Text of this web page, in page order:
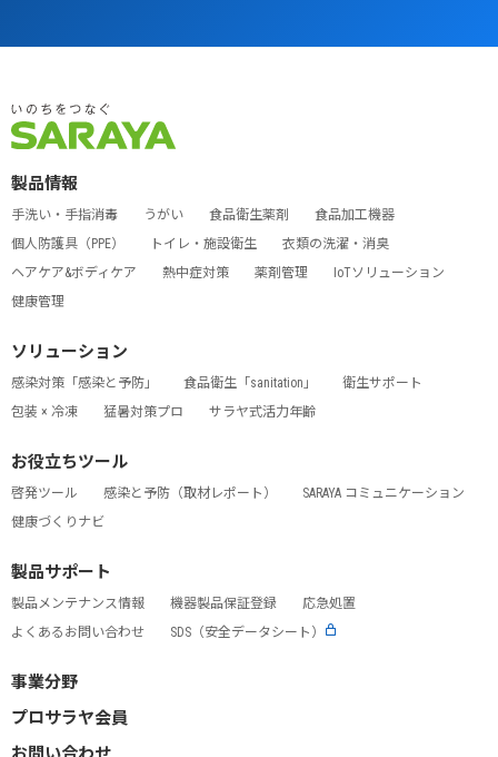
製品情報
手洗い・手指消毒 うがい 食品衛生薬剤
食品加工機器
個人防護具（PPE）
トイレ・施設衛生
衣類の洗濯・消臭
ヘアケア&ボディケア
熱中症対策 薬剤管理
IoTソリューション
健康管理
ソリューション
感染対策「感染と予防」 食品衛生「sanitation」
衛生サポート
包装 × 冷凍
猛暑対策プロ サラヤ式活力年齢
お役立ちツール
啓発ツール 感染と予防（取材レポート）
SARAYA コミュニケーション
健康づくりナビ
製品サポート
製品メンテナンス情報 機器製品保証登録
応急処置
よくあるお問い合わせ
SDS（安全データシート）
事業分野
プロサラヤ会員